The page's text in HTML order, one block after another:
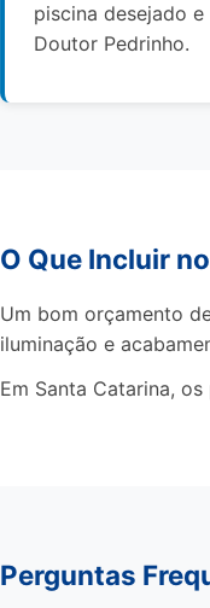
piscina desejado
Doutor Pedrinho.
O Que Incluir
Um bom orçamento
iluminação e
Em Santa Catarina,
Perguntas